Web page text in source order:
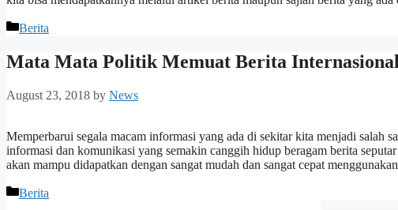
Categories
Berita
Mata Mata Politik Memuat Berita
August 23, 2018 by News
Memperbarui segala macam informasi yang ada di sekitar kita menjadi salah
informasi dan komunikasi yang semakin canggih hidup beragam berita
akan mampu didapatkan dengan sangat mudah dan sangat cepat
Categories
Berita